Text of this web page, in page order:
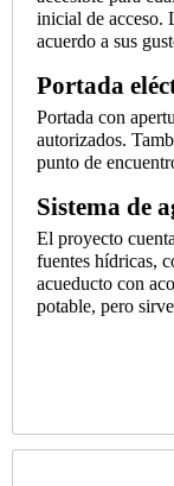
inicial de acceso.
acuerdo a sus
Portada
Portada con
autorizados.
punto de
Sistema de
El proyecto
fuentes hídricas,
acueducto con
potable, pero